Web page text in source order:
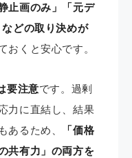
止画のみ」「元デ
どの取り決めが
おくと安心です。
要注意です。過剰
力に直結し、結果
あるため、
「価格
共有力」の両方を